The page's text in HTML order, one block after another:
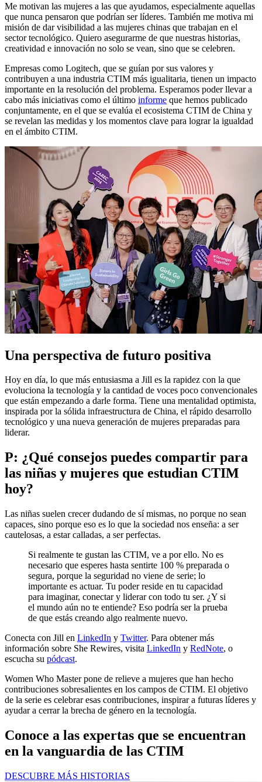
Me motivan las mujeres a las que ayudamos, especialmente aquellas
que nunca pensaron que podrían ser líderes. También me motiva mi
misión de dar visibilidad a las mujeres chinas que trabajan en el
sector tecnológico. Quiero asegurarme de que nuestras historias,
creatividad e innovación no solo se vean, sino que se celebren.
Empresas como Logitech, que se guían por sus valores y
contribuyen a una industria CTIM más igualitaria, tienen un impacto
importante en la resolución del problema. Esperamos poder llevar a
cabo más iniciativas como el último informe que hemos publicado
conjuntamente, en el que se evalúa el ecosistema CTIM de China y
se revelan las medidas y los momentos clave para lograr la igualdad
en el ámbito CTIM.
Una perspectiva de futuro positiva
Hoy en día, lo que más entusiasma a Jill es la rapidez con la que
evoluciona la tecnología y la cantidad de voces poco convencionales
que están empezando a darle forma. Tiene una mentalidad optimista,
inspirada por la sólida infraestructura de China, el rápido desarrollo
tecnológico y una nueva generación de mujeres preparadas para
liderar.
P: ¿Qué consejos puedes compartir para
las niñas y mujeres que estudian CTIM
hoy?
Las niñas suelen crecer dudando de sí mismas, no porque no sean
capaces, sino porque eso es lo que la sociedad nos enseña: a ser
cautelosas, a estar calladas, a ser perfectas.
Si realmente te gustan las CTIM, ve a por ello. No es
necesario que esperes hasta sentirte 100 % preparada o
segura, porque la seguridad no viene de serie; lo
importante es actuar. Tu poder reside en tu capacidad
para imaginar, conectar y liderar con todo tu ser. ¿Y si
el mundo aún no te entiende? Eso podría ser la prueba
de que estás creando algo realmente nuevo.
Conecta con Jill en LinkedIn y Twitter. Para obtener más
información sobre She Rewires, visita LinkedIn y RedNote, o
escucha su pódcast.
Women Who Master pone de relieve a mujeres que han hecho
contribuciones sobresalientes en los campos de CTIM. El objetivo
de la serie es celebrar esas contribuciones, inspirar a futuras líderes y
ayudar a cerrar la brecha de género en la tecnología.
Conoce a las expertas que se encuentran
en la vanguardia de las CTIM
DESCUBRE MÁS HISTORIAS